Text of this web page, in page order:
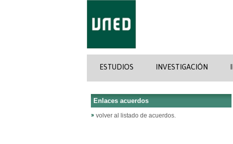
ESTUDIOS INVESTIGACIÓN
Enlaces acuerdos
volver al listado de acuerdos.